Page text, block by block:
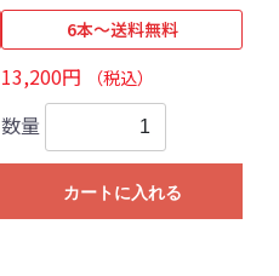
6本～送料無料
13,200円 （税込）
数量
カートに入れる